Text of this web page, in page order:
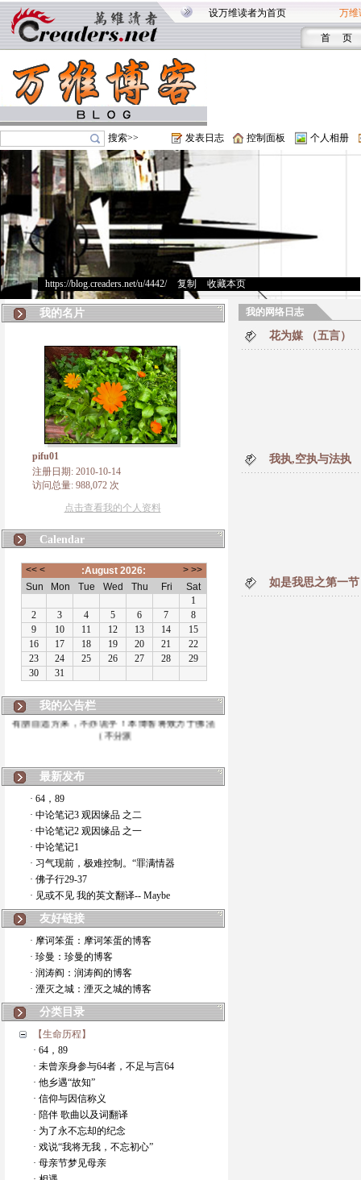
设万维读者为首页 万维
首 页
搜索>> 发表日志 控制面板 个人相册
https://blog.creaders.net/u/4442/> 复制 收藏本页
我的名片
pifu01
注册日期: 2010-10-14
访问总量: 988,072 次
点击查看我的个人资料
Calendar
我的公告栏
有朋自远方来，不亦说乎！本博客将致力于佛法
（不分派
最新发布
· 64，89
· 中论笔记3 观因缘品 之二
· 中论笔记2 观因缘品 之一
· 中论笔记1
· 习气现前，极难控制。“罪满情器
· 佛子行29-37
· 见或不见 我的英文翻译-- Maybe
友好链接
· 摩诃笨蛋：摩诃笨蛋的博客
· 珍曼：珍曼的博客
· 润涛阎：润涛阎的博客
· 湮灭之城：湮灭之城的博客
分类目录
【生命历程】
· 64，89
· 未曾亲身参与64者，不足与言64
· 他乡遇“故知”
· 信仰与因信称义
· 陪伴 歌曲以及词翻译
· 为了永不忘却的纪念
· 戏说“我将无我，不忘初心”
· 母亲节梦见母亲
我的网络日志
花为媒 （五言）
我执,空执与法执
如是我思之第一